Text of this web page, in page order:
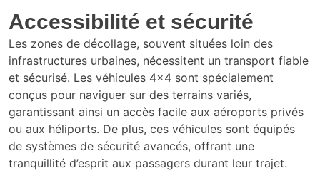
Accessibilité et sécurité
Les zones de décollage, souvent situées loin des
infrastructures urbaines, nécessitent un transport fiable
et sécurisé. Les véhicules 4×4 sont spécialement
conçus pour naviguer sur des terrains variés,
garantissant ainsi un accès facile aux aéroports privés
ou aux héliports. De plus, ces véhicules sont équipés
de systèmes de sécurité avancés, offrant une
tranquillité d’esprit aux passagers durant leur trajet.